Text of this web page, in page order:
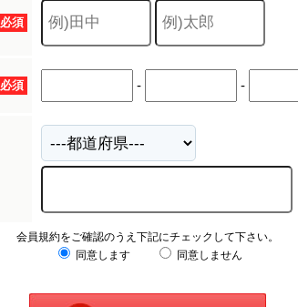
必須
必須 - -
会員規約をご確認のうえ下記にチェックして下さい。
同意します
同意しません